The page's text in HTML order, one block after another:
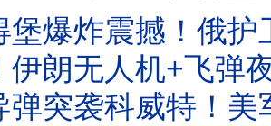
震撼！俄护卫舰当场焚毁，乌克兰
无人机+飞弹夜袭美军基地，伊
科威特！美军战机被击落？街头